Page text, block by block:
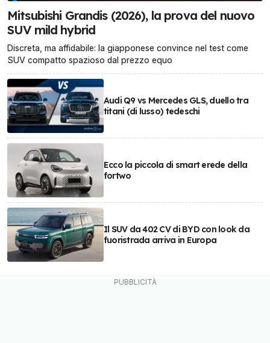
Mitsubishi Grandis (2026), la prova del nuovo
SUV mild hybrid
Discreta, ma affidabile: la giapponese convince nel test come
SUV compatto spazioso dal prezzo equo
Audi Q9 vs Mercedes GLS, duello tra
titani (di lusso) tedeschi
Ecco la piccola di smart erede della
fortwo
Il SUV da 402 CV di BYD con look da
fuoristrada arriva in Europa